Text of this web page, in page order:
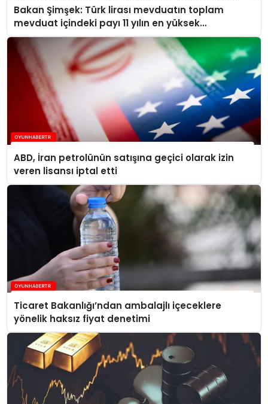
Bakan Şimşek: Türk lirası mevduatın toplam
mevduat içindeki payı 11 yılın en yüksek
seviyelerine ulaştı
ABD, İran petrolünün satışına geçici olarak izin
veren lisansı iptal etti
Ticaret Bakanlığı’ndan ambalajlı içeceklere
yönelik haksız fiyat denetimi